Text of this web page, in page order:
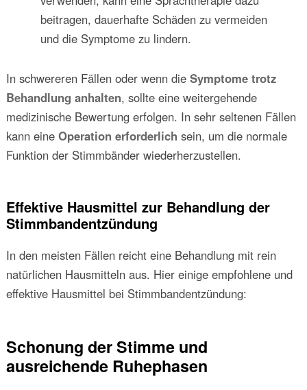
beitragen, dauerhafte Schäden zu vermeiden
und die Symptome zu lindern.
In schwereren Fällen oder wenn die Symptome trotz
Behandlung anhalten, sollte eine weitergehende
medizinische Bewertung erfolgen. In sehr seltenen Fällen
kann eine Operation erforderlich sein, um die normale
Funktion der Stimmbänder wiederherzustellen.
Effektive Hausmittel zur Behandlung der
Stimmbandentzündung
In den meisten Fällen reicht eine Behandlung mit rein
natürlichen Hausmitteln aus. Hier einige empfohlene und
effektive Hausmittel bei Stimmbandentzündung:
Schonung der Stimme und
ausreichende Ruhephasen